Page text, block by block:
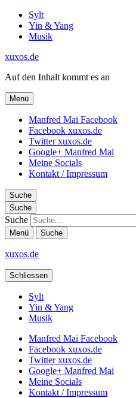
Sylt
Yin & Yang
Musik
xuxos.de
Auf den Inhalt kommt es an
Menü
Manfred Mai Facebook
Facebook xuxos.de
Twitter xuxos.de
Google+ Manfred Mai
Meine Socials
Kontakt / Impressum
Suche
Suche
Suche
Menü Suche
xuxos.de
Schliessen
Sylt
Yin & Yang
Musik
Manfred Mai Facebook
Facebook xuxos.de
Twitter xuxos.de
Google+ Manfred Mai
Meine Socials
Kontakt / Impressum